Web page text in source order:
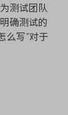
测试团队
确测试的
么写”对于